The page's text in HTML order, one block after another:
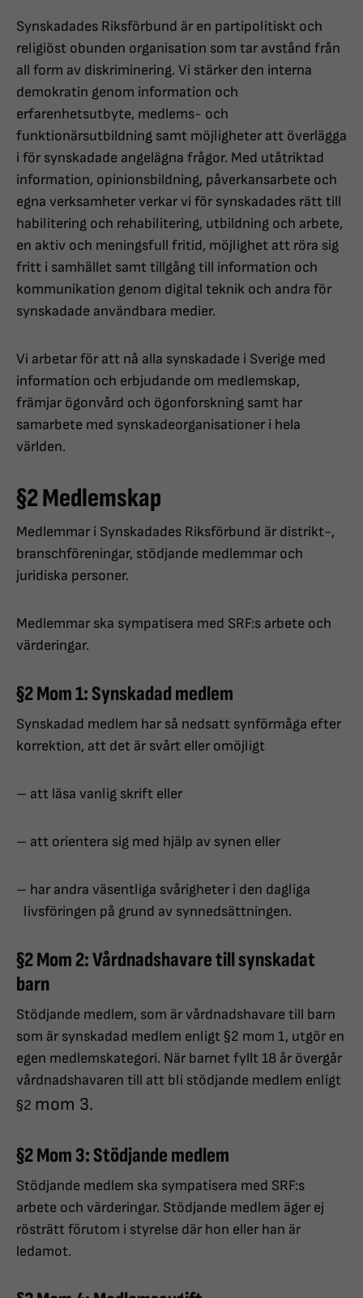
Synskadades Riksförbund är en partipolitiskt och
religiöst obunden organisation som tar avstånd från
all form av diskriminering. Vi stärker den interna
demokratin genom information och
erfarenhetsutbyte, medlems- och
funktionärsutbildning samt möjligheter att överlägga
i för synskadade angelägna frågor. Med utåtriktad
information, opinionsbildning, påverkansarbete och
egna verksamheter verkar vi för synskadades rätt till
habilitering och rehabilitering, utbildning och arbete,
en aktiv och meningsfull fritid, möjlighet att röra sig
fritt i samhället samt tillgång till information och
kommunikation genom digital teknik och andra för
synskadade användbara medier.
Vi arbetar för att nå alla synskadade i Sverige med
information och erbjudande om medlemskap,
främjar ögonvård och ögonforskning samt har
samarbete med synskadeorganisationer i hela
världen.
§2 Medlemskap
Medlemmar i Synskadades Riksförbund är distrikt-,
branschföreningar, stödjande medlemmar och
juridiska personer.
Medlemmar ska sympatisera med SRF:s arbete och
värderingar.
§2 Mom 1: Synskadad medlem
Synskadad medlem har så nedsatt synförmåga efter
korrektion, att det är svårt eller omöjligt
– att läsa vanlig skrift eller
– att orientera sig med hjälp av synen eller
– har andra väsentliga svårigheter i den dagliga
livsföringen på grund av synnedsättningen.
§2 Mom 2: Vårdnadshavare till synskadat
barn
Stödjande medlem, som är vårdnadshavare till barn
som är synskadad medlem enligt §2 mom 1, utgör en
egen medlemskategori. När barnet fyllt 18 år övergår
vårdnadshavaren till att bli stödjande medlem enligt
§2 mom 3.
§2 Mom 3: Stödjande medlem
Stödjande medlem ska sympatisera med SRF:s
arbete och värderingar. Stödjande medlem äger ej
rösträtt förutom i styrelse där hon eller han är
ledamot.